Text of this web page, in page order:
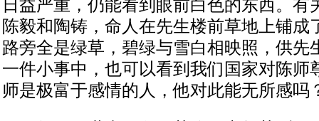
日益严重，仍能看到眼前白色的东西。有
陈毅和陶铸，命人在先生楼前草地上铺成
路旁全是绿草，碧绿与雪白相映照，供先
一件小事中，也可以看到我们国家对陈师
师是极富于感情的人，他对此能无所感吗